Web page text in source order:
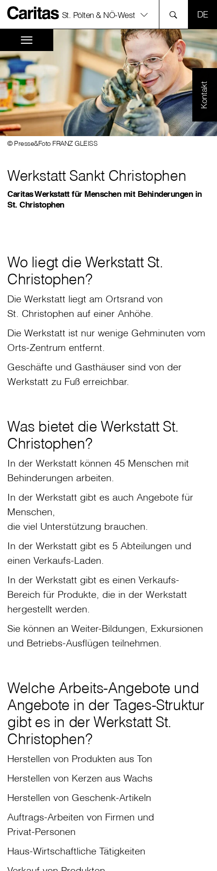
St. Pölten & NÖ-West
Kontakt
© Presse&Foto FRANZ GLEISS
Werkstatt Sankt Christophen
Caritas Werkstatt für Menschen mit Behinderungen in
St. Christophen
Wo liegt die Werkstatt St.
Christophen?
Die Werkstatt liegt am Ortsrand von
St. Christophen auf einer Anhöhe.
Die Werkstatt ist nur wenige Gehminuten vom
Orts-Zentrum entfernt.
Geschäfte und Gasthäuser sind von der
Werkstatt zu Fuß erreichbar.
Was bietet die Werkstatt St.
Christophen?
In der Werkstatt können 45 Menschen mit
Behinderungen arbeiten.
In der Werkstatt gibt es auch Angebote für
Menschen,
die viel Unterstützung brauchen.
In der Werkstatt gibt es 5 Abteilungen und
einen Verkaufs-Laden.
In der Werkstatt gibt es einen Verkaufs-
Bereich für Produkte, die in der Werkstatt
hergestellt werden.
Sie können an Weiter-Bildungen, Exkursionen
und Betriebs-Ausflügen teilnehmen.
Welche Arbeits-Angebote und
Angebote in der Tages-Struktur
gibt es in der Werkstatt St.
Christophen?
Herstellen von Produkten aus Ton
Herstellen von Kerzen aus Wachs
Herstellen von Geschenk-Artikeln
Auftrags-Arbeiten von Firmen und
Privat-Personen
Haus-Wirtschaftliche Tätigkeiten